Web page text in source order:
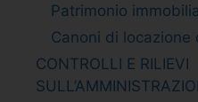
Patrimonio
Canoni di locazione
CONTROLLI E RILIEVI